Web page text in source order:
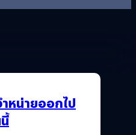
หน่ายออกไป